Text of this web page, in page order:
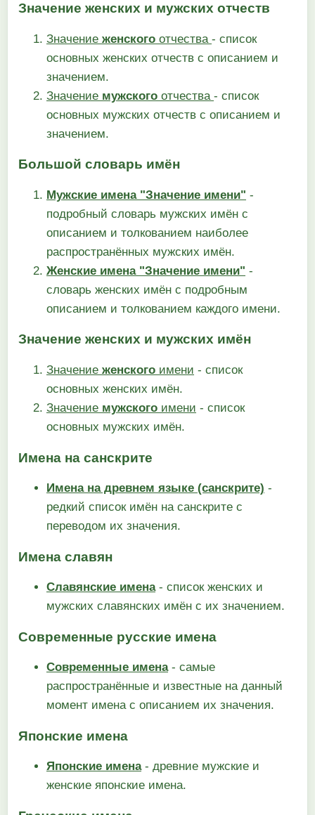
Значение женских и мужских отчеств
Значение женского отчества - список
основных женских отчеств с описанием и
значением.
Значение мужского отчества - список
основных мужских отчеств с описанием и
значением.
Большой словарь имён
Мужские имена "Значение имени" -
подробный словарь мужских имён с
описанием и толкованием наиболее
распространённых мужских имён.
Женские имена "Значение имени" -
словарь женских имён с подробным
описанием и толкованием каждого имени.
Значение женских и мужских имён
Значение женского имени - список
основных женских имён.
Значение мужского имени - список
основных мужских имён.
Имена на санскрите
Имена на древнем языке (санскрите) -
редкий список имён на санскрите с
переводом их значения.
Имена славян
Славянские имена- список женских и
мужских славянских имён с их значением.
Современные русские имена
Современные имена- самые
распространённые и известные на данный
момент имена с описанием их значения.
Японские имена
Японские имена- древние мужские и
женские японские имена.